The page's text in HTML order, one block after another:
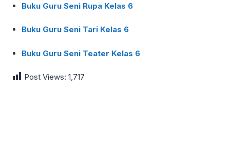
Buku Guru Seni Rupa Kelas 6
Buku Guru Seni Tari Kelas 6
Buku Guru Seni Teater Kelas 6
Post Views: 1,717